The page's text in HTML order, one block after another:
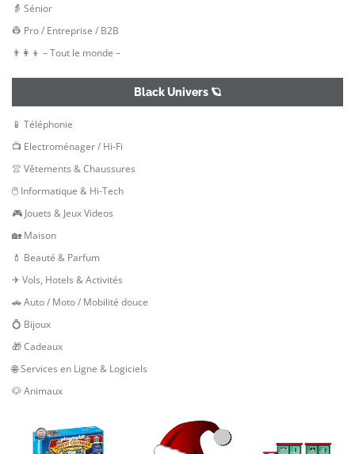
👵 Sénior
👷‍ Pro / Entreprise / B2B
👨‍👩‍👦 – Tout le monde –
Black Univers 🪐
📱 Téléphonie
📺 Electroménager / Hi-Fi
👚 Vêtements & Chaussures
🖱 Informatique & Hi-Tech
🎮 Jouets & Jeux Videos
🏡 Maison
💄 Beauté & Parfum
✈ Vols, Hotels & Activités
🚗 Auto / Moto / Mobilité douce
💍 Bijoux
🎁 Cadeaux
🌐 Services en Ligne & Logiciels
🐶 Animaux